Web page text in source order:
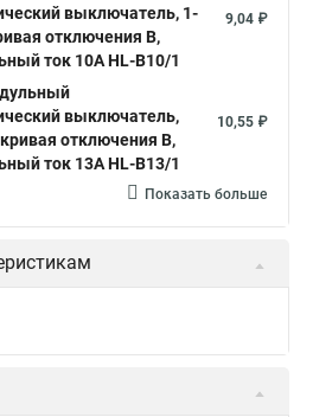
выключатель, 1-
отключения B,
ток 10А HL-B10/1
9,04 ₽
выключатель,
отключения B,
ток 13А HL-B13/1
10,55 ₽
Показать больше